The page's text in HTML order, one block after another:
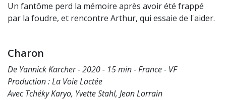
Un fantôme perd la mémoire après avoir été frappé
par la foudre, et rencontre Arthur, qui essaie de l'aider.
Charon
De Yannick Karcher - 2020 - 15 min - France - VF
Production : La Voie Lactée
Avec Tchéky Karyo, Yvette Stahl, Jean Lorrain